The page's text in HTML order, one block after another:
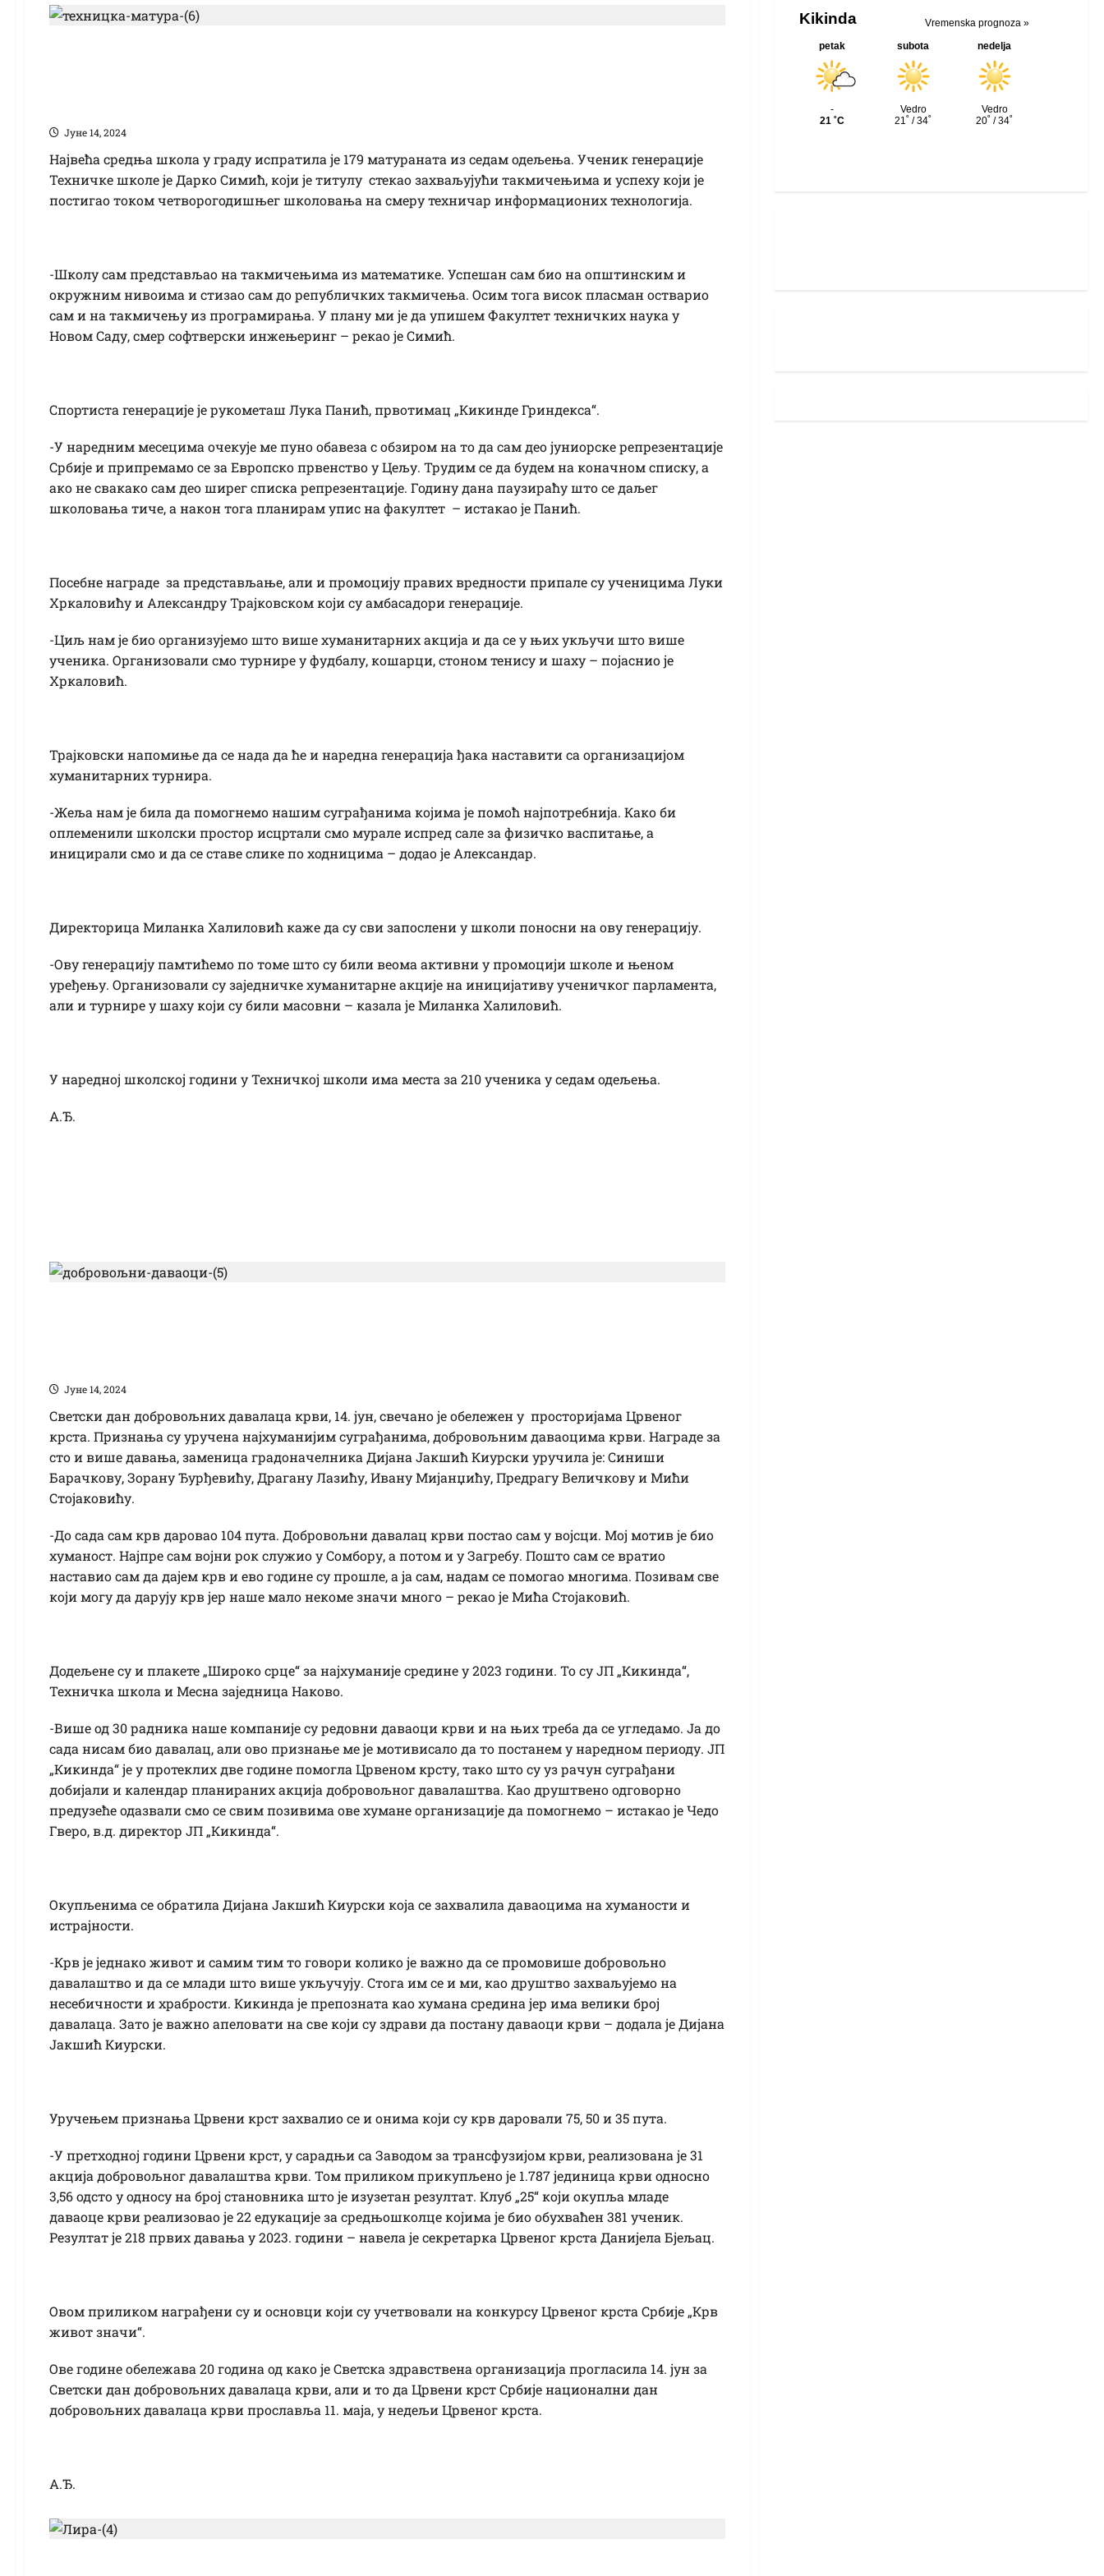
Јуне 14, 2024
Највећа средња школа у граду испратила је 179 матураната из седам одељења. Ученик генерације
Техничке школе је Дарко Симић, који је титулу стекао захваљујући такмичењима и успеху који је
постигао током четворогодишњег школовања на смеру техничар информационих технологија.
-Школу сам представљао на такмичењима из математике. Успешан сам био на општинским и
окружним нивоима и стизао сам до републичких такмичења. Осим тога висок пласман остварио
сам и на такмичењу из програмирања. У плану ми је да упишем Факултет техничких наука у
Новом Саду, смер софтверски инжењеринг – рекао је Симић.
Спортиста генерације је рукометаш Лука Панић, првотимац „Кикинде Гриндекса“.
-У наредним месецима очекује ме пуно обавеза с обзиром на то да сам део јуниорске репрезентације
Србије и припремамо се за Европско првенство у Цељу. Трудим се да будем на коначном списку, а
ако не свакако сам део ширег списка репрезентације. Годину дана паузираћу што се даљег
школовања тиче, а након тога планирам упис на факултет – истакао је Панић.
Посебне награде за представљање, али и промоцију правих вредности припале су ученицима Луки
Хркаловићу и Александру Трајковском који су амбасадори генерације.
-Циљ нам је био организујемо што више хуманитарних акција и да се у њих укључи што више
ученика. Организовали смо турнире у фудбалу, кошарци, стоном тенису и шаху – појаснио је
Хркаловић.
Трајковски напомиње да се нада да ће и наредна генерација ђака наставити са организацијом
хуманитарних турнира.
-Жеља нам је била да помогнемо нашим суграђанима којима је помоћ најпотребнија. Како би
оплеменили школски простор исцртали смо мурале испред сале за физичко васпитање, а
иницирали смо и да се ставе слике по ходницима – додао је Александар.
Директорица Миланка Халиловић каже да су сви запослени у школи поносни на ову генерацију.
-Ову генерацију памтићемо по томе што су били веома активни у промоцији школе и њеном
уређењу. Организовали су заједничке хуманитарне акције на иницијативу ученичког парламента,
али и турнире у шаху који су били масовни – казала је Миланка Халиловић.
У наредној школској години у Техничкој школи има места за 210 ученика у седам одељења.
А.Ђ.
Јуне 14, 2024
Светски дан добровољних давалаца крви, 14. јун, свечано је обележен у просторијама Црвеног
крста. Признања су уручена најхуманијим суграђанима, добровољним даваоцима крви. Награде за
сто и више давања, заменица градоначелника Дијана Јакшић Киурски уручила је: Синиши
Барачкову, Зорану Ђурђевићу, Драгану Лазићу, Ивану Мијанџићу, Предрагу Величкову и Мићи
Стојаковићу.
-До сада сам крв даровао 104 пута. Добровољни давалац крви постао сам у војсци. Мој мотив је био
хуманост. Најпре сам војни рок служио у Сомбору, а потом и у Загребу. Пошто сам се вратио
наставио сам да дајем крв и ево године су прошле, а ја сам, надам се помогао многима. Позивам све
који могу да дарују крв јер наше мало некоме значи много – рекао је Мића Стојаковић.
Додељене су и плакете „Широко срце“ за најхуманије средине у 2023 години. То су ЈП „Кикинда“,
Техничка школа и Месна заједница Наково.
-Више од 30 радника наше компаније су редовни даваоци крви и на њих треба да се угледамо. Ја до
сада нисам био давалац, али ово признање ме је мотивисало да то постанем у наредном периоду. ЈП
„Кикинда“ је у протеклих две године помогла Црвеном крсту, тако што су уз рачун суграђани
добијали и календар планираних акција добровољног давалаштва. Као друштвено одговорно
предузеће одазвали смо се свим позивима ове хумане организације да помогнемо – истакао је Чедо
Гверо, в.д. директор ЈП „Кикинда“.
Окупљенима се обратила Дијана Јакшић Киурски која се захвалила даваоцима на хуманости и
истрајности.
-Крв је једнако живот и самим тим то говори колико је важно да се промовише добровољно
давалаштво и да се млади што више укључују. Стога им се и ми, као друштво захваљујемо на
несебичности и храбрости. Кикинда је препозната као хумана средина јер има велики број
давалаца. Зато је важно апеловати на све који су здрави да постану даваоци крви – додала је Дијана
Јакшић Киурски.
Уручењем признања Црвени крст захвалио се и онима који су крв даровали 75, 50 и 35 пута.
-У претходној години Црвени крст, у сарадњи са Заводом за трансфузијом крви, реализована је 31
акција добровољног давалаштва крви. Том приликом прикупљено је 1.787 јединица крви односно
3,56 одсто у односу на број становника што је изузетан резултат. Клуб „25“ који окупља младе
даваоце крви реализовао је 22 едукације за средњошколце којима је био обухваћен 381 ученик.
Резултат је 218 првих давања у 2023. години – навела је секретарка Црвеног крста Данијела Бјељац.
Овом приликом награђени су и основци који су учетвовали на конкурсу Црвеног крста Србије „Крв
живот значи“.
Ове године обележава 20 година од како је Светска здравствена организација прогласила 14. јун за
Светски дан добровољних давалаца крви, али и то да Црвени крст Србије национални дан
добровољних давалаца крви прославља 11. маја, у недељи Црвеног крста.
А.Ђ.